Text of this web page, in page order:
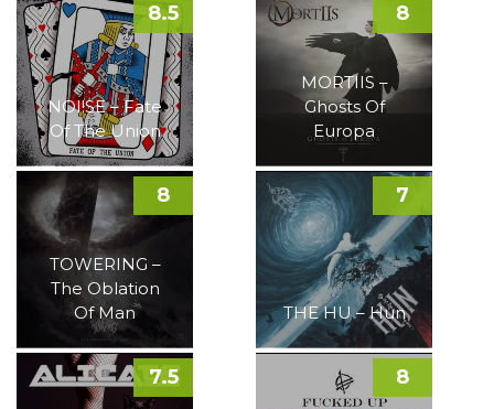
NOI!SE – Fate
Of The Union
8.5
MORTIIS –
Ghosts Of
Europa
8
TOWERING –
The Oblation
Of Man
8
THE HU – Hun
7
7.5 8